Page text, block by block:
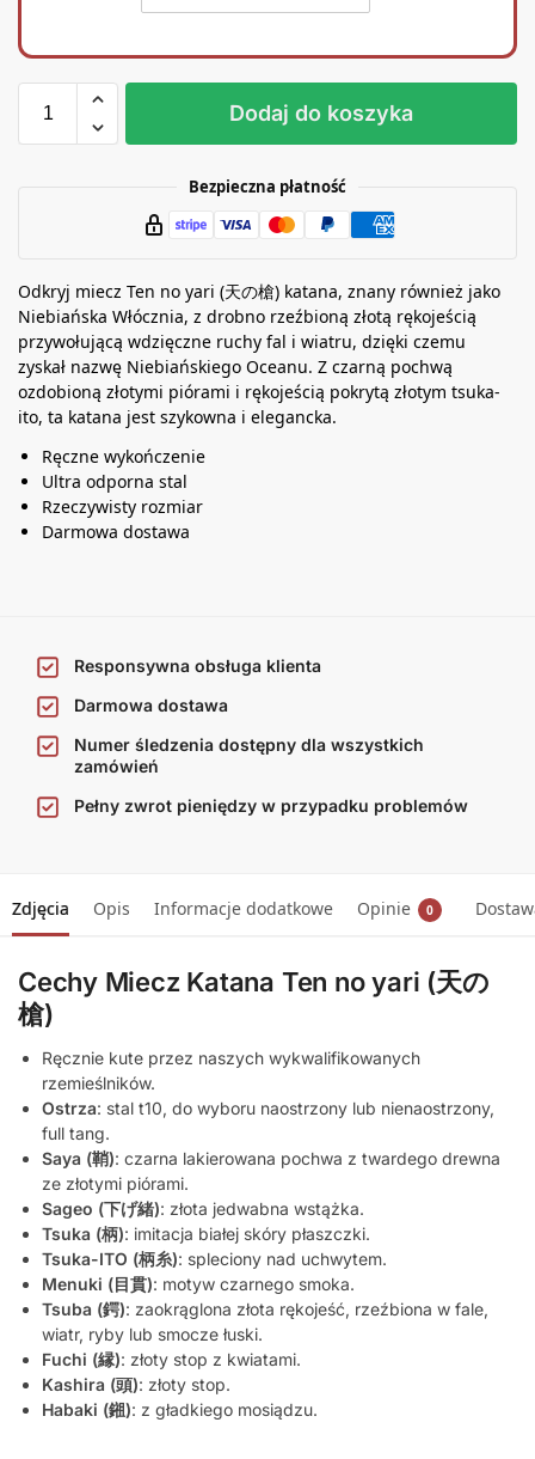
a
k
a
b
a
z
i
u
Dodaj do koszyka
Bezpieczna płatność
Odkryj miecz Ten no yari (天の槍) katana, znany również jako
Niebiańska Włócznia, z drobno rzeźbioną złotą rękojeścią
przywołującą wdzięczne ruchy fal i wiatru, dzięki czemu
zyskał nazwę Niebiańskiego Oceanu. Z czarną pochwą
ozdobioną złotymi piórami i rękojeścią pokrytą złotym tsuka-
ito, ta katana jest szykowna i elegancka.
Ręczne wykończenie
Ultra odporna stal
Rzeczywisty rozmiar
Darmowa dostawa
Responsywna obsługa klienta
Darmowa dostawa
Numer śledzenia dostępny dla wszystkich
zamówień
Pełny zwrot pieniędzy w przypadku problemów
Zdjęcia Opis Informacje dodatkowe Opinie 0
Cechy Miecz Katana Ten no yari (天の
槍)
Ręcznie kute przez naszych wykwalifikowanych
rzemieślników.
Ostrza: stal t10, do wyboru naostrzony lub nienaostrzony,
full tang.
Saya (鞘): czarna lakierowana pochwa z twardego drewna
ze złotymi piórami.
Sageo (下げ緒): złota jedwabna wstążka.
Tsuka (柄): imitacja białej skóry płaszczki.
Tsuka-ITO (柄糸): spleciony nad uchwytem.
Menuki (目貫): motyw czarnego smoka.
Tsuba (鍔): zaokrąglona złota rękojeść, rzeźbiona w fale,
wiatr, ryby lub smocze łuski.
Fuchi (縁): złoty stop z kwiatami.
Kashira (頭): złoty stop.
Habaki (鎺): z gładkiego mosiądzu.